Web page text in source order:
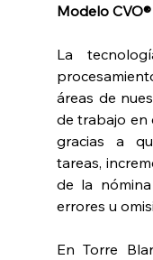
Modelo CVO®
La
áreas de
de trabajo en
gracias a
tareas,
de la
errores u
En Torre